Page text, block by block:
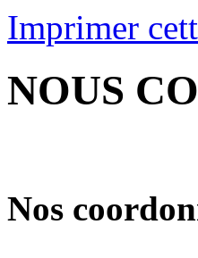
Imprimer
NOUS
Nos